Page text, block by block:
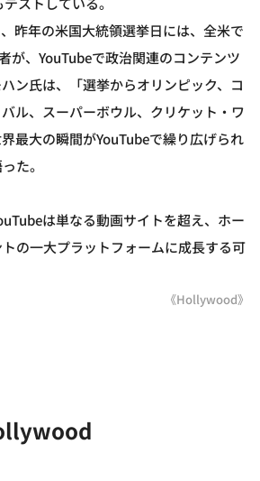
昨年の米国大統領選挙日には、全米で
が、YouTubeで政治関連のコンテンツ
ン氏は、「選挙からオリンピック、コ
ル、スーパーボウル、クリケット・ワ
最大の瞬間がYouTubeで繰り広げられ
た。
は単なる動画サイトを超え、ホー
の一大プラットフォームに成長する可
《Hollywood》